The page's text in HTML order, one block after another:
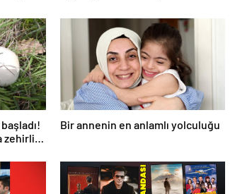
zehirli
Bir annenin en anlamlı yolculuğu